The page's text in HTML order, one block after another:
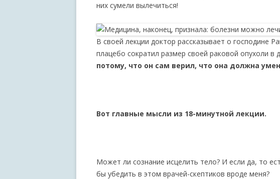
них сумели вылечиться!
В своей лекции доктор рассказывает о господине
плацебо сократил размер своей раковой опухоли в
потому, что он сам верил, что она должна
Вот главные мысли из 18-минутной лекции.
Может ли сознание исцелить тело? И если да, то
бы убедить в этом врачей-скептиков вроде меня?